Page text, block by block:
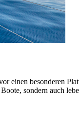
einen besonderen
sondern auch